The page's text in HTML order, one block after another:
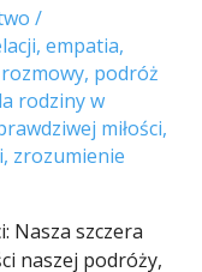
/
, empatia,
, podróż
rodziny w
miłości,
, zrozumienie
Nasza szczera
naszej podróży,